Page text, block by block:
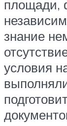
площади,
знание
условия